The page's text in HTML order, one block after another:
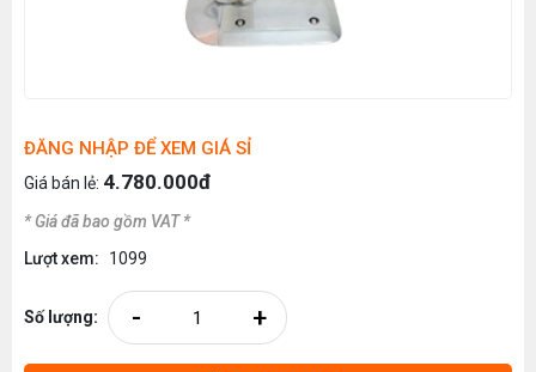
ĐĂNG NHẬP ĐỂ XEM GIÁ SỈ
Giá bán lẻ: 4.780.000đ
* Giá đã bao gồm VAT *
Lượt xem:
1099
Số lượng: - +